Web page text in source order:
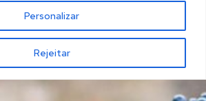
Personalizar
Rejeitar